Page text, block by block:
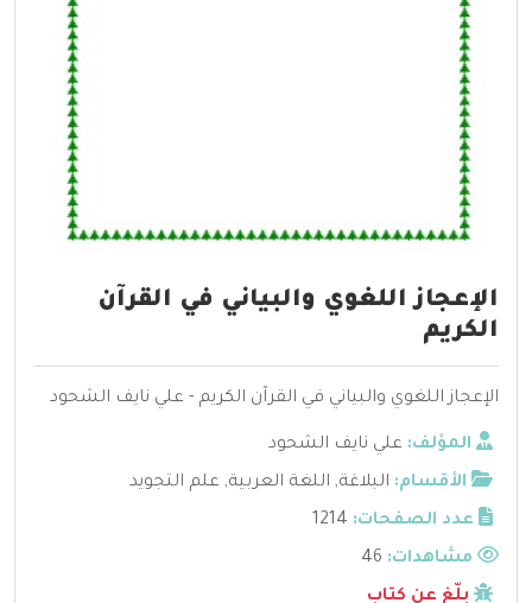
الإعجاز اللغوي والبياني في القرآن
الكريم
الإعجاز اللغوي والبياني في القرآن الكريم - علي نايف الشحود
المؤلف: علي نايف الشحود
الأقسام: البلاغة, اللغة العربية, علم التجويد
عدد الصفحات: 1214
مشاهدات:
بلّغ عن كتاب